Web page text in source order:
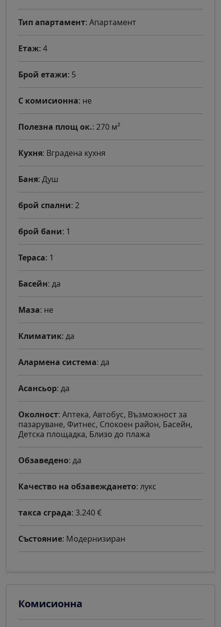
Тип апартамент: Апартамент
Етаж: 4
Брой етажи: 5
С комисионна: не
Полезна площ ок.: 270 м²
Кухня: Вградена кухня
Баня: Душ
брой спални: 2
брой бани: 1
Тераса: 1
Басейн: да
Маза: не
Климатик: да
Алармена система: да
Асансьор: да
Околност: Аптека, Автобус, Възможност за
пазаруване, Фитнес, Спокоен район, Басейн,
Детска площадка, Близо до плажа
Обзаведено: да
Качество на обзавеждането: лукс
такса сграда: 3.240 €
Състояние: Модернизиран
Комисионна